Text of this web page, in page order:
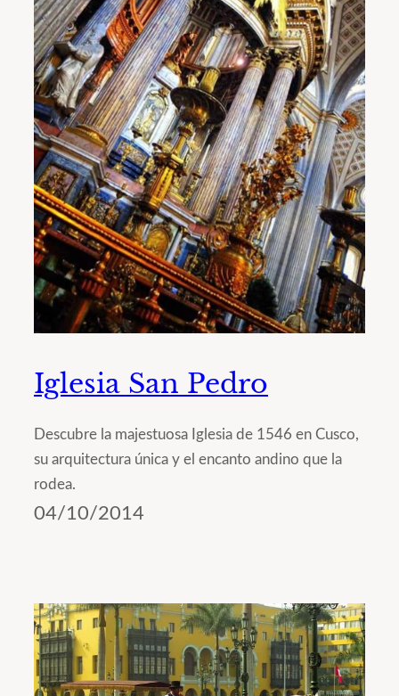
Iglesia San Pedro
Descubre la majestuosa Iglesia de 1546 en Cusco,
su arquitectura única y el encanto andino que la
rodea.
04/10/2014